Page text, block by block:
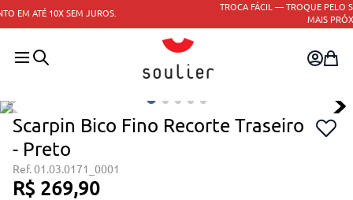
TROCA FÁCIL — TROQUE PELO SITE OU CONSULTE A LOJA
MAIS PRÓXIMA.
Consulte o regulamento
Scarpin Bico Fino Recorte Traseiro
- Preto
01.03.0171_0001
R$ 269,90